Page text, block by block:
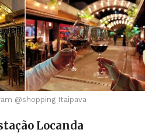
@shopping Itaipava
Locanda